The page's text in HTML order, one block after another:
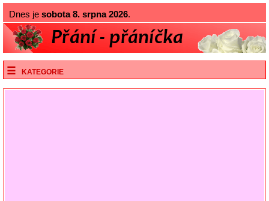
Dnes je sobota 8. srpna 2026.
KATEGORIE